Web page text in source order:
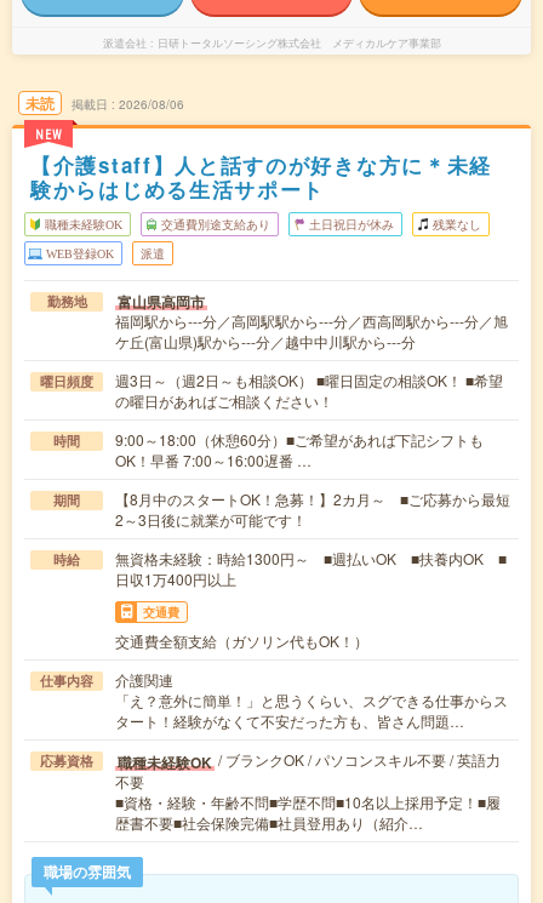
派遣会社 日研トータルソーシング株式会社 メディカルケア事業部
未読
NEW
掲載日 2026/08/06
【介護staff】人と話すのが好きな方に＊未経
験からはじめる生活サポート
職種未経験OK 交通費別途支給あり 土日祝日が休み 残業なし
WEB登録OK 派遣
勤務地 富山県高岡市
福岡駅から---分／高岡駅駅から---分／西高岡駅から---分／旭
ケ丘(富山県)駅から---分／越中中川駅から---分
曜日頻度
週3日～（週2日～も相談OK） ■曜日固定の相談OK！ ■希望
の曜日があればご相談ください！
時間
9:00～18:00（休憩60分）■ご希望があれば下記シフトも
OK！早番 7:00～16:00遅番 …
期間
【8月中のスタートOK！急募！】2カ月～ ■ご応募から最短
2～3日後に就業が可能です！
時給
無資格未経験：時給1300円～ ■週払いOK ■扶養内OK ■
日収1万400円以上
交通費
交通費全額支給（ガソリン代もOK！）
仕事内容
介護関連
「え？意外に簡単！」と思うくらい、スグできる仕事からス
タート！経験がなくて不安だった方も、皆さん問題…
応募資格 職種未経験OK / ブランクOK / パソコンスキル不要 / 英語力
不要
■資格・経験・年齢不問■学歴不問■10名以上採用予定！■履
歴書不要■社会保険完備■社員登用あり（紹介…
職場の雰囲気